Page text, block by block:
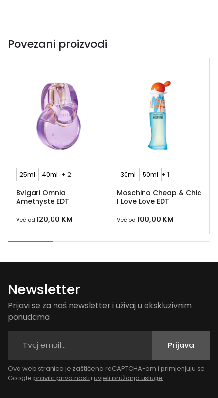
Povezani proizvodi
25ml 40ml + 2
Bvlgari Omnia
Amethyste EDT
Već od 120,00 KM
30ml 50ml + 1
Moschino Cheap & Chic
I Love Love EDT
Već od 100,00 KM
Newsletter
Prijavi se za naš newsletter i uživaj u ekskluzivnim
ponudama
Prijava
Ova web stranica je zaštićena reCAPTCHA-om i primjenjuju se
Google pravila privatnosti i uvjeti pružanja usluge.